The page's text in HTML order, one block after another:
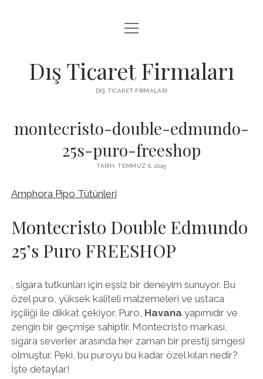
INSTAGRAM BEĞENI KASMA ÜCRETSIZ
SAYFA LISTESI
menüyü
aç
Dış Ticaret Firmaları
DIŞ TICARET FIRMALARI
montecristo-double-edmundo-
25s-puro-freeshop
TARIH: TEMMUZ 6, 2025
Amphora Pipo Tütünleri
Montecristo Double Edmundo
25’s Puro FREESHOP
, sigara tutkunları için eşsiz bir deneyim sunuyor. Bu
özel puro, yüksek kaliteli malzemeleri ve ustaca
işçiliği ile dikkat çekiyor. Puro, Havana yapımıdır ve
zengin bir geçmişe sahiptir. Montecristo markası,
sigara severler arasında her zaman bir prestij simgesi
olmuştur. Peki, bu puroyu bu kadar özel kılan nedir?
İşte detaylar!